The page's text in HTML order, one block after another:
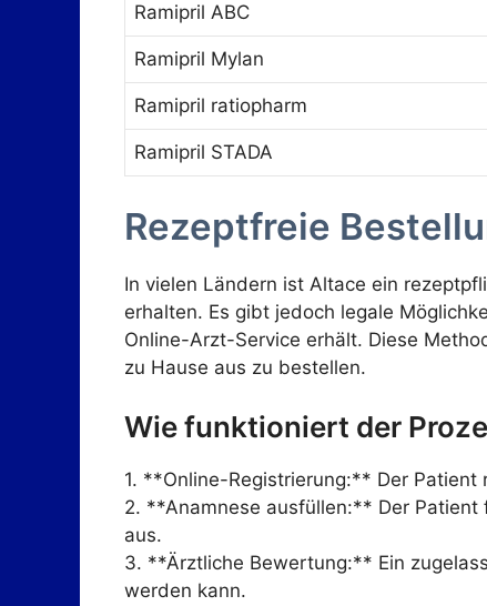
Ramipril ABC
Ramipril Mylan
Ramipril ratiopharm
Ramipril STADA
Rezeptfreie
In vielen Ländern ist Altace ein
erhalten. Es gibt jedoch legale
Online-Arzt-Service erhält. Diese
zu Hause aus zu bestellen.
Wie funktioniert der
1. **Online-Registrierung:** Der
2. **Anamnese ausfüllen:** Der
aus.
3. **Ärztliche Bewertung:** Ein
werden kann.